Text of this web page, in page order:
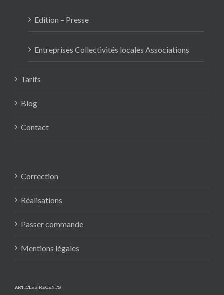
Edition – Presse
Entreprises Collectivités locales Associations
Tarifs
Blog
Contact
Correction
Réalisations
Passer commande
Mentions légales
ARTICLES RÉCENTS